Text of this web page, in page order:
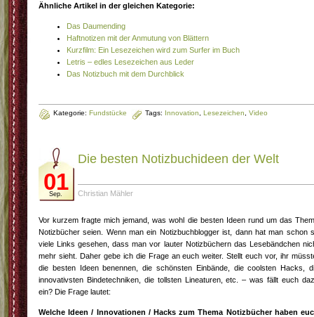
Ähnliche Artikel in der gleichen Kategorie:
Das Daumending
Haftnotizen mit der Anmutung von Blättern
Kurzfilm: Ein Lesezeichen wird zum Surfer im Buch
Letris – edles Lesezeichen aus Leder
Das Notizbuch mit dem Durchblick
Kategorie: Fundstücke Tags: Innovation Lesezeichen Video
01
Sep.
Die besten Notizbuchideen der Welt
Christian Mähler
Vor kurzem fragte mich jemand, was wohl die besten Ideen rund um das
Notizbücher seien. Wenn man ein Notizbuchblogger ist, dann hat man schon
viele Links gesehen, dass man vor lauter Notizbüchern das Lesebändchen
mehr sieht. Daher gebe ich die Frage an euch weiter. Stellt euch vor, ihr
die besten Ideen benennen, die schönsten Einbände, die coolsten Hacks,
innovativsten Bindetechniken, die tollsten Lineaturen, etc. – was fällt euch
ein? Die Frage lautet:
Welche Ideen / Innovationen / Hacks zum Thema Notizbücher haben